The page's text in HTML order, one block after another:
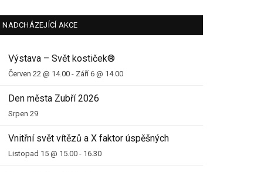
NADCHÁZEJÍCÍ AKCE
Výstava – Svět kostiček®
Červen 22 @ 14.00 - Září 6 @ 14.00
Den města Zubří 2026
Srpen 29
Vnitřní svět vítězů a X faktor úspěšných
Listopad 15 @ 15.00 - 16.30